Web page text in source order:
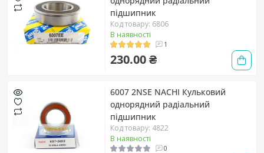
підшипник
Код товару: 6806
В наявності
1
230.00 ₴
6007 2NSE NACHI Кульковий
однорядний радіальний
підшипник
Код товару: 4822
В наявності
0